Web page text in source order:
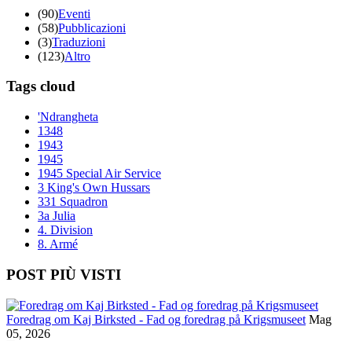
(90)Eventi
(58)Pubblicazioni
(3)Traduzioni
(123)Altro
Tags cloud
'Ndrangheta
1348
1943
1945
1945 Special Air Service
3 King's Own Hussars
331 Squadron
3a Julia
4. Division
8. Armé
POST PIÙ VISTI
Foredrag om Kaj Birksted - Fad og foredrag på Krigsmuseet Mag
05, 2026